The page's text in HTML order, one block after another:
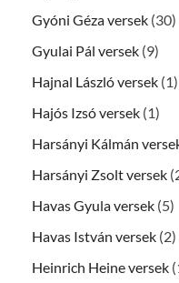
Gyóni Géza versek (30)
Gyulai Pál versek (9)
Hajnal László versek (1)
Hajós Izsó versek (1)
Harsányi Kálmán
Harsányi Zsolt versek
Havas Gyula versek (5)
Havas István versek (2)
Heinrich Heine versek